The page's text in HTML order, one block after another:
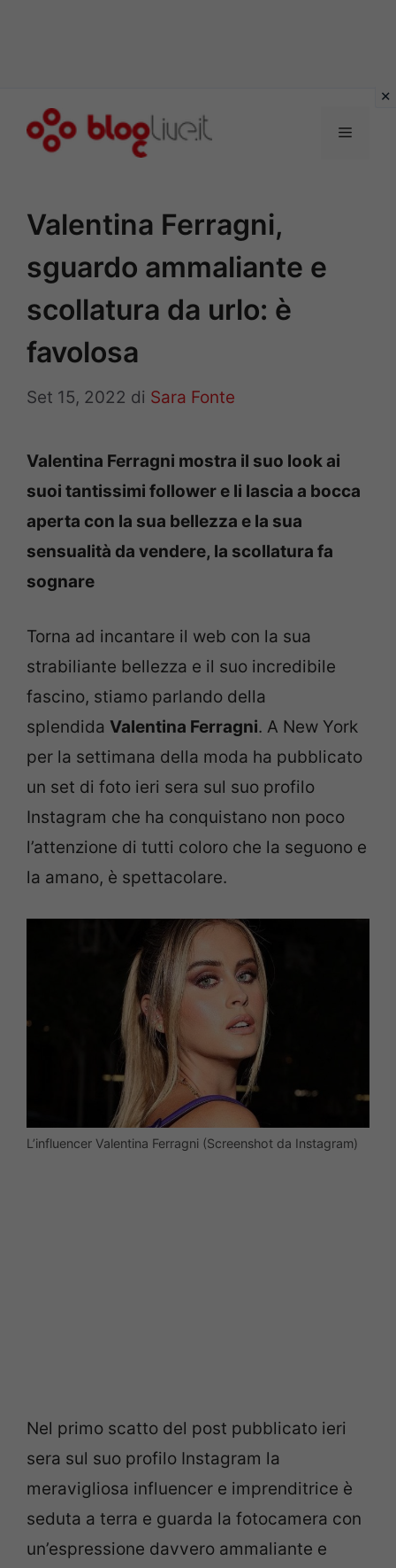
Menu
Valentina Ferragni,
sguardo ammaliante e
scollatura da urlo: è
favolosa
Set 15, 2022 di Sara Fonte
Valentina Ferragni mostra il suo look ai
suoi tantissimi follower e li lascia a bocca
aperta con la sua bellezza e la sua
sensualità da vendere, la scollatura fa
sognare
Torna ad incantare il web con la sua
strabiliante bellezza e il suo incredibile
fascino, stiamo parlando della
splendida Valentina Ferragni. A New York
per la settimana della moda ha pubblicato
un set di foto ieri sera sul suo profilo
Instagram che ha conquistano non poco
l’attenzione di tutti coloro che la seguono e
la amano, è spettacolare.
L’influencer Valentina Ferragni (Screenshot da Instagram)
Nel primo scatto del post pubblicato ieri
sera sul suo profilo Instagram la
meravigliosa influencer e imprenditrice è
seduta a terra e guarda la fotocamera con
un’espressione davvero ammaliante e